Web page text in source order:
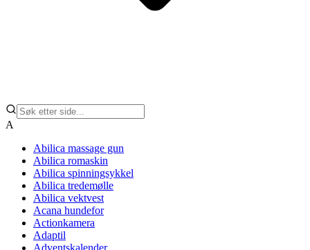
A
Abilica massage gun
Abilica romaskin
Abilica spinningsykkel
Abilica tredemølle
Abilica vektvest
Acana hundefor
Actionkamera
Adaptil
Adventskalender